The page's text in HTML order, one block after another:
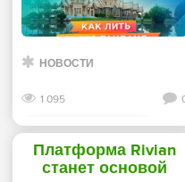
НОВОСТИ
1 095
Смотреть дальше
Платформа Rivian
станет основой